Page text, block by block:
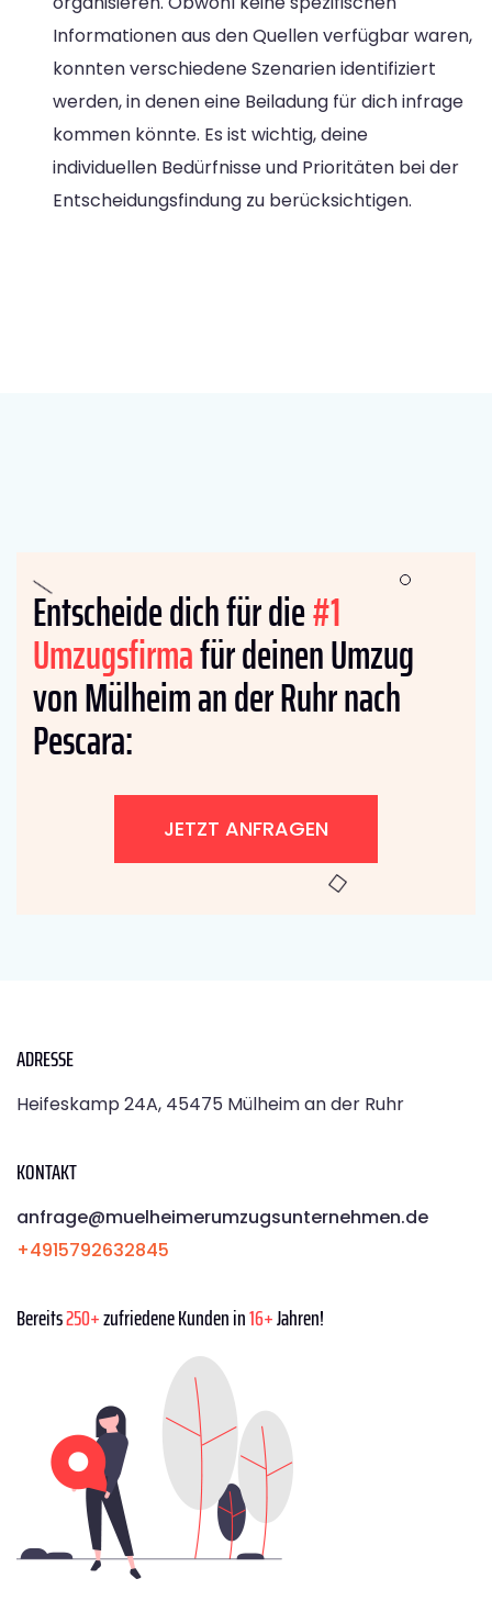
Informationen aus den Quellen verfügbar waren,
konnten verschiedene Szenarien identifiziert
werden, in denen eine Beiladung für dich infrage
kommen könnte. Es ist wichtig, deine
individuellen Bedürfnisse und Prioritäten bei der
Entscheidungsfindung zu berücksichtigen.
Entscheide dich für die#1
Umzugsfirmafür deinen Umzug
von Mülheim an der Ruhr nach
Pescara:
JETZT ANFRAGEN
ADRESSE
Heifeskamp 24A, 45475 Mülheim an der Ruhr
KONTAKT
anfrage@muelheimerumzugsunternehmen.de
+4915792632845
Bereits250+zufriedene Kunden in16+Jahren!